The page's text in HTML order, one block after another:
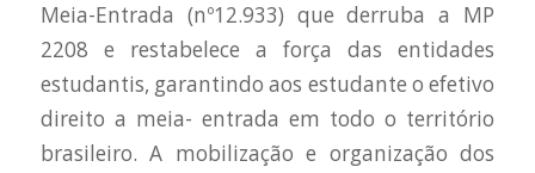
Meia-Entrada (nº12.933) que derruba a MP
2208 e restabelece a força das entidades
estudantis, garantindo aos estudante o efetivo
direito a meia- entrada em todo o território
brasileiro. A mobilização e organização dos